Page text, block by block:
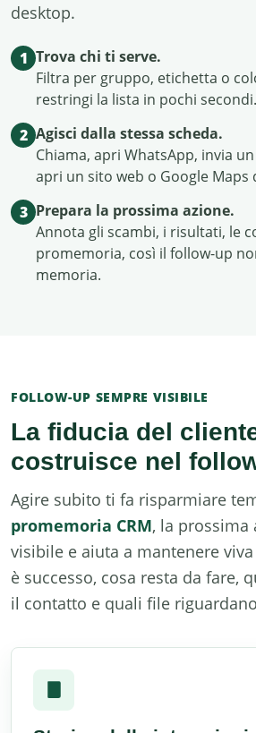
desktop.
1 Trova chi ti serve.
Filtra per gruppo, etichetta o
restringi la lista in pochi secondi.
2 Agisci dalla stessa scheda.
Chiama, apri WhatsApp, invia un
apri un sito web o Google Maps
3 Prepara la prossima azione.
Annota gli scambi, i risultati, le
promemoria, così il follow-up
memoria.
FOLLOW-UP SEMPRE VISIBILE
La fiducia del
costruisce nel
Agire subito ti fa risparmiare
promemoria CRM, la prossima
visibile e aiuta a mantenere
è successo, cosa resta da fare,
il contatto e quali file